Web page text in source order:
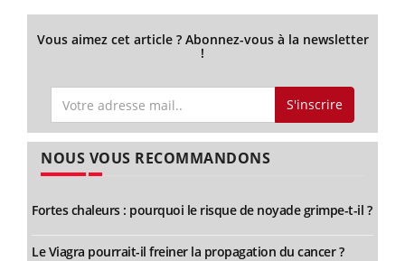
Vous aimez cet article ? Abonnez-vous à la newsletter
!
S'inscrire
NOUS VOUS RECOMMANDONS
Fortes chaleurs : pourquoi le risque de noyade grimpe-t-il ?
Le Viagra pourrait-il freiner la propagation du cancer ?